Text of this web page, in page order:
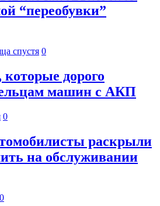
“переобувки”
спустя 0
дорого
машин с АКП
0
раскрыли
на обслуживании
0